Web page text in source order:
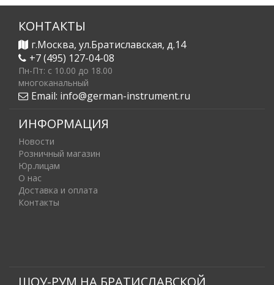
КОНТАКТЫ
г.Москва, ул.Братиславская, д.14
+7 (495) 127-04-08
Пн-Пт: c 10.00 до 18.00
многоканальный
Email: info@german-instrument.ru
ИНФОРМАЦИЯ
Новости
Розничный магазин
Юр.лицам
О нас
Доставка и оплата
Контакты